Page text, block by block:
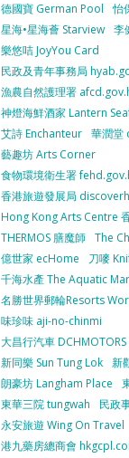
德國寶 German Pool
怡
星海•星海薈 Starview 李
樂悠咭 JoyYou Card
民政及青年事務局
漁農自然護理署
神燈海鮮酒家 Lantern
艾詩 Enchanteur 華潤堂
藝趣坊 Arts Corner
食物環境衛生署
香港旅遊發展局
Hong Kong Arts Centre
THERMOS 膳魔師 The
億世家 ecHome
刀嘜
千海水產 The Aquatic
名勝世界郵輪Resorts
味珍味 aji-no-chinmi
大昌行汽車 DCHMOTORS
新同樂 Sun Tung Lok 新
朗豪坊 Langham Place
東華三院 tungwah
民政
永安旅遊 Wing On Travel
港九藥房總商會